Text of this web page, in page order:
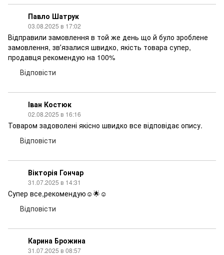
Павло Шатрук
03.08.2025 в 17:02
Відправили замовлення в той же день що й було зроблене
замовлення, звʼязалися швидко, якість товара супер,
продавця рекомендую на 100%
Відповісти
Іван Костюк
02.08.2025 в 16:16
Товаром задоволені якісно швидко все відповідає опису.
Відповісти
Вікторія Гончар
31.07.2025 в 14:31
Супер все,рекомендую☺️🌟☺️
Відповісти
Карина Брожина
31.07.2025 в 08:57